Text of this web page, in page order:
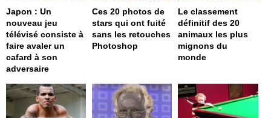
Japon : Un
nouveau jeu
télévisé consiste à
faire avaler un
cafard à son
adversaire
Ces 20 photos de
stars qui ont fuité
sans les retouches
Photoshop
Le classement
définitif des 20
animaux les plus
mignons du
monde